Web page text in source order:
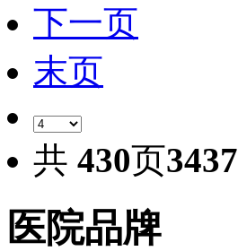
下一页
末页
共 430页3437
医院品牌